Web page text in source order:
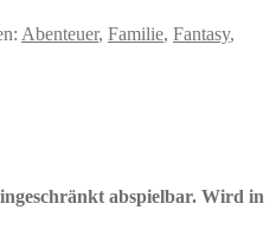
Abenteuer, Familie, Fantasy,
abspielbar. Wird in